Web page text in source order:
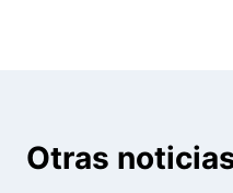
Otras